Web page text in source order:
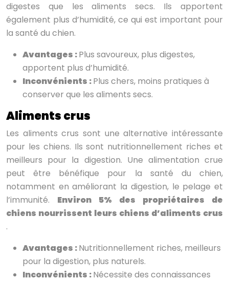
digestes que les aliments secs. Ils apportent
également plus d’humidité, ce qui est important pour
la santé du chien.
Avantages :Plus savoureux, plus digestes,
apportent plus d’humidité.
Inconvénients :Plus chers, moins pratiques à
conserver que les aliments secs.
Aliments crus
Les aliments crus sont une alternative intéressante
pour les chiens. Ils sont nutritionnellement riches et
meilleurs pour la digestion. Une alimentation crue
peut être bénéfique pour la santé du chien,
notamment en améliorant la digestion, le pelage et
l’immunité. Environ 5% des propriétaires de
chiens nourrissent leurs chiens d’aliments crus
.
Avantages :Nutritionnellement riches, meilleurs
pour la digestion, plus naturels.
Inconvénients :Nécessite des connaissances